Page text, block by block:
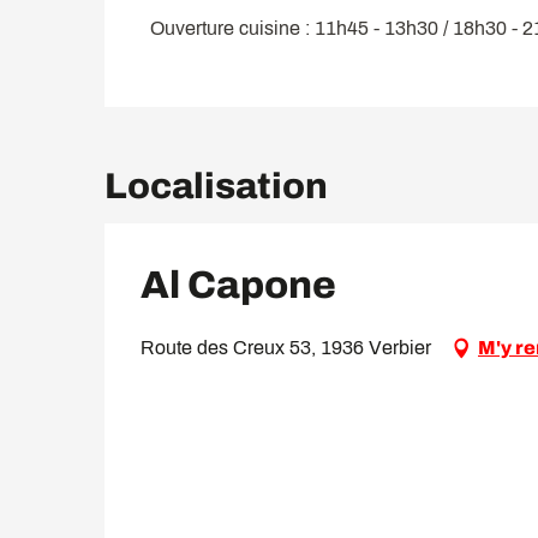
Ouverture cuisine : 11h45 - 13h30 / 18h30 -
Localisation
Al Capone
Route des Creux 53, 1936 Verbier M'y